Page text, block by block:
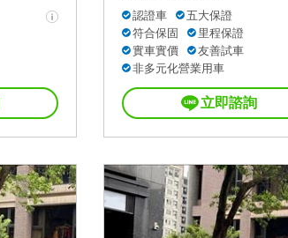
認證車
五大保證
符合保固
里程保證
實車實價
友善試車
非多元化營業用車
立即諮詢